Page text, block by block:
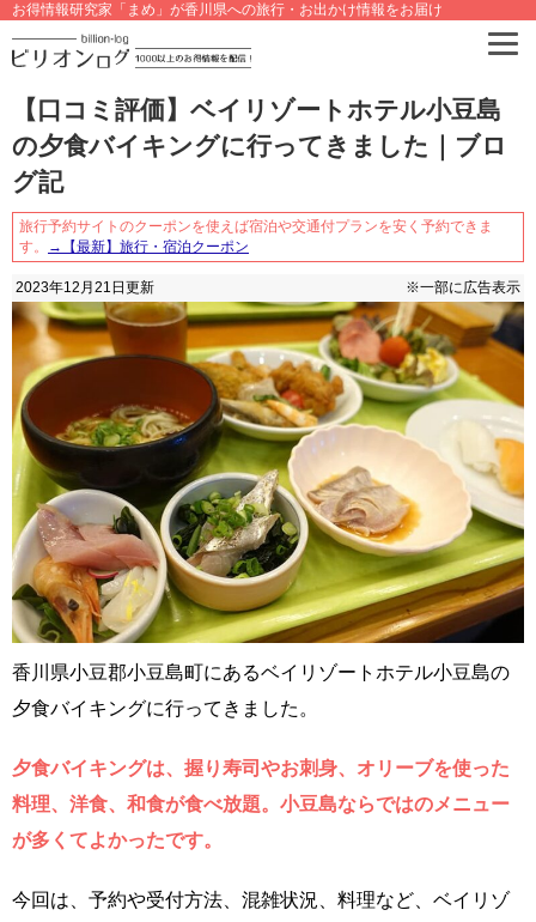
お得情報研究家「まめ」が香川県への旅行・お出かけ情報をお届け
【口コミ評価】ベイリゾートホテル小豆島
の夕食バイキングに行ってきました｜ブロ
グ記
旅行予約サイトのクーポンを使えば宿泊や交通付プランを安く予約できま
す。
→【最新】旅行・宿泊クーポン
2023年12月21日 更新 ※一部に広告表示
香川県小豆郡小豆島町にあるベイリゾートホテル小豆島の
夕食バイキングに行ってきました。
夕食バイキングは、握り寿司やお刺身、オリーブを使った
料理、洋食、和食が食べ放題。小豆島ならではのメニュー
が多くてよかったです。
今回は、予約や受付方法、混雑状況、料理など、ベイリゾ